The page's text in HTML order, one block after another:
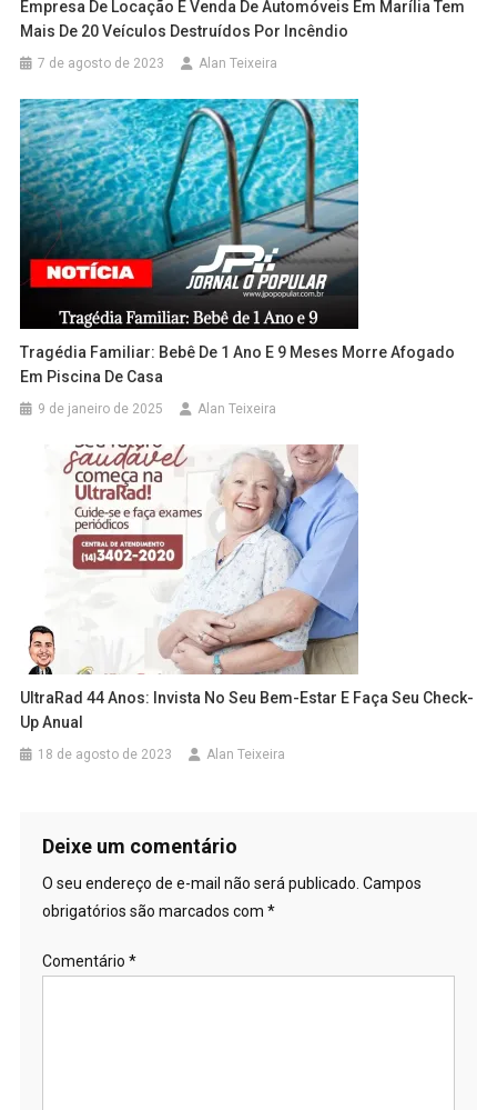
Empresa De Locação E Venda De Automóveis Em Marília Tem
Mais De 20 Veículos Destruídos Por Incêndio
7 de agosto de 2023 Alan Teixeira
Tragédia Familiar: Bebê De 1 Ano E 9 Meses Morre Afogado
Em Piscina De Casa
9 de janeiro de 2025 Alan Teixeira
UltraRad 44 Anos: Invista No Seu Bem-Estar E Faça Seu Check-
Up Anual
18 de agosto de 2023 Alan Teixeira
Deixe um comentário
O seu endereço de e-mail não será publicado. Campos
obrigatórios são marcados com *
Comentário *